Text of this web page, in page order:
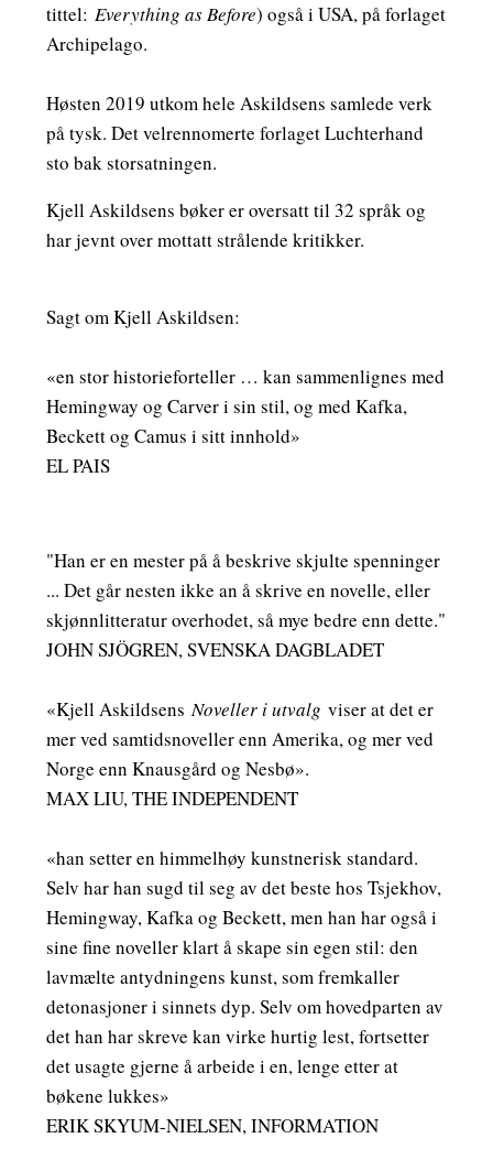
tittel: Everything as Before) også i USA, på forlaget
Archipelago.
Høsten 2019 utkom hele Askildsens samlede verk
på tysk. Det velrennomerte forlaget Luchterhand
sto bak storsatningen.
Kjell Askildsens bøker er oversatt til 32 språk og
har jevnt over mottatt strålende kritikker.
Sagt om Kjell Askildsen:
«en stor historieforteller … kan sammenlignes med
Hemingway og Carver i sin stil, og med Kafka,
Beckett og Camus i sitt innhold»
EL PAIS
"Han er en mester på å beskrive skjulte spenninger
... Det går nesten ikke an å skrive en novelle, eller
skjønnlitteratur overhodet, så mye bedre enn dette."
JOHN SJÖGREN, SVENSKA DAGBLADET
«Kjell AskildsensNoveller i utvalg viser at det er
mer ved samtidsnoveller enn Amerika, og mer ved
Norge enn Knausgård og Nesbø».
MAX LIU, THE INDEPENDENT
«han setter en himmelhøy kunstnerisk standard.
Selv har han sugd til seg av det beste hos Tsjekhov,
Hemingway, Kafka og Beckett, men han har også i
sine fine noveller klart å skape sin egen stil: den
lavmælte antydningens kunst, som fremkaller
detonasjoner i sinnets dyp. Selv om hovedparten av
det han har skreve kan virke hurtig lest, fortsetter
det usagte gjerne å arbeide i en, lenge etter at
bøkene lukkes»
ERIK SKYUM-NIELSEN, INFORMATION